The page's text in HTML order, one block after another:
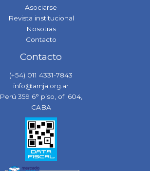
Asociarse
Revista institucional
Nosotras
Contacto
Contacto
(+54) 011 4331-7843
info@amja.org.ar
Perú 359 6° piso, of. 604,
CABA